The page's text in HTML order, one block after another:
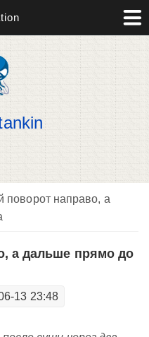
поворот направо, а
а дальше прямо до
13 23:48